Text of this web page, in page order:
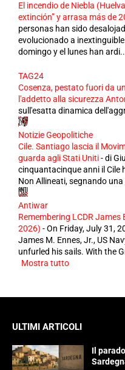
El incendio de Niebla
extinción” y arrasa más de
personas han sido
evolucionado a
domingo y el lunes han
TAG24
Cosenza, pestato fuori da
l'addetto alla sicurezza
sull'esatta dinamica
Notizie Geopolitiche
Cile. Santiago lascia il
guarda agli Stati Uniti-di
cinquantacinque anni il Cile
Non Allineati, segnando
Antiwar
Remembering LCDR James
2026) -On Friday, July 31,
James M. Ennes, Jr., US
unfurled his sails. With the
Mostra tutto
ULTIMI ARTICOLI
Il